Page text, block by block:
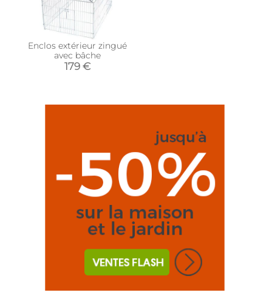
Enclos extérieur zingué
avec bâche
179 €